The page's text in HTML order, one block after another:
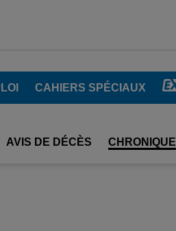
CAHIERS SPÉCIAUX
AVIS DE DÉCÈS CHRONIQUE